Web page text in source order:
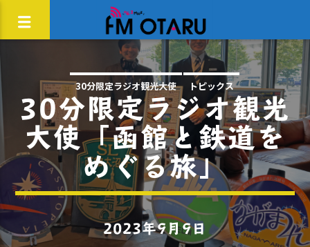
30分限定ラジオ観光大使 トピックス
30分限定ラジオ観光
大使「函館と鉄道を
めぐる旅」
2023年9月9日